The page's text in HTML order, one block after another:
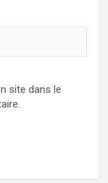
site dans le